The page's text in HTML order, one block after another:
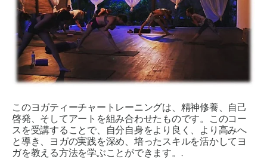
このヨガティーチャートレーニングは、精神修養、自己
啓発、そしてアートを組み合わせたものです。このコー
スを受講することで、自分自身をより良く、より高みへ
と導き、ヨガの実践を深め、培ったスキルを活かしてヨ
ガを教える方法を学ぶことができます。.